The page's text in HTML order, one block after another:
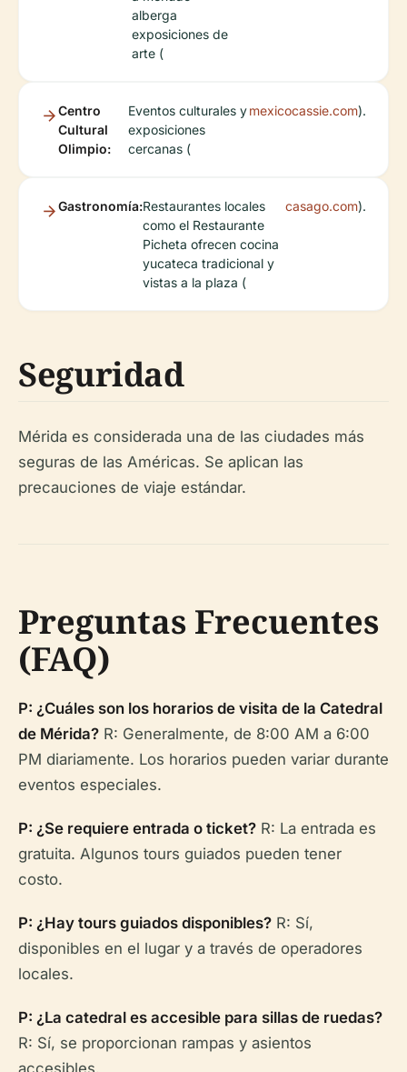
alberga
exposiciones de
arte (
Centro
Cultural
Olimpio:
Eventos culturales y
exposiciones
cercanas (
mexicocassie.com).
Gastronomía:Restaurantes locales
como el Restaurante
Picheta ofrecen cocina
yucateca tradicional y
vistas a la plaza (
casago.com).
Seguridad
Mérida es considerada una de las ciudades más
seguras de las Américas. Se aplican las
precauciones de viaje estándar.
Preguntas Frecuentes
(FAQ)
P: ¿Cuáles son los horarios de visita de la Catedral
de Mérida? R: Generalmente, de 8:00 AM a 6:00
PM diariamente. Los horarios pueden variar durante
eventos especiales.
P: ¿Se requiere entrada o ticket? R: La entrada es
gratuita. Algunos tours guiados pueden tener
costo.
P: ¿Hay tours guiados disponibles? R: Sí,
disponibles en el lugar y a través de operadores
locales.
P: ¿La catedral es accesible para sillas de ruedas?
R: Sí, se proporcionan rampas y asientos